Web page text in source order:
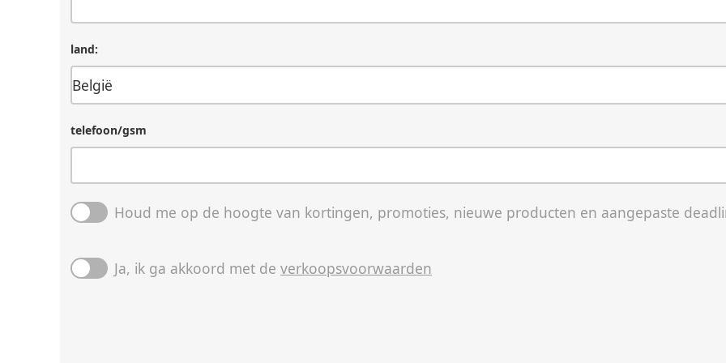
land:
telefoon/gsm
Houd me op de hoogte van kortingen, promoties, nieuwe producten en aangepaste
Ja, ik ga akkoord met deverkoopsvoorwaarden